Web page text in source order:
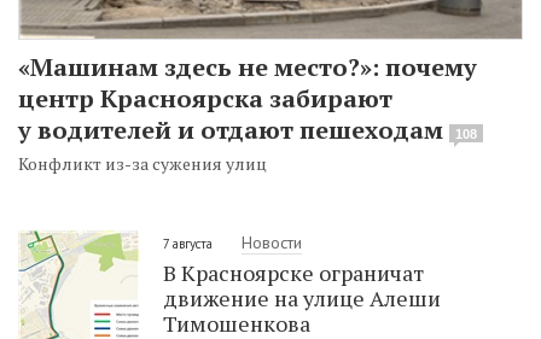
«Машинам здесь не место?»: почему
центр Красноярска забирают
у водителей и отдают пешеходам
108
Конфликт из-за сужения улиц
7 августа Новости
В Красноярске ограничат
движение на улице Алеши
Тимошенкова